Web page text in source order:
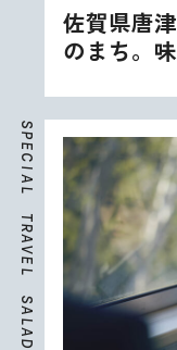
佐賀県唐
のまち。
S
P
E
C
I
A
L
T
R
A
V
E
L
S
A
L
A
D